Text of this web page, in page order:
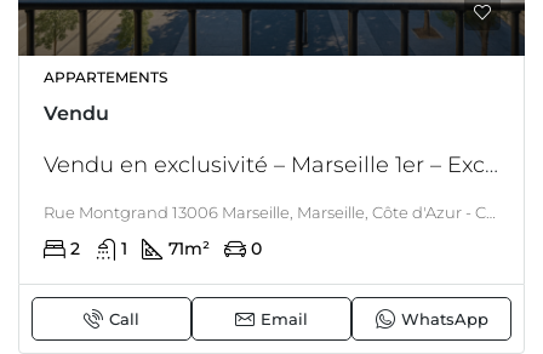
APPARTEMENTS
Vendu
Vendu en exclusivité – Marseille 1er – Exclusivité – Appartement 2 pièces à rénover – Vue dégagée – Balcon
2 1 71m² 0
Call Email WhatsApp